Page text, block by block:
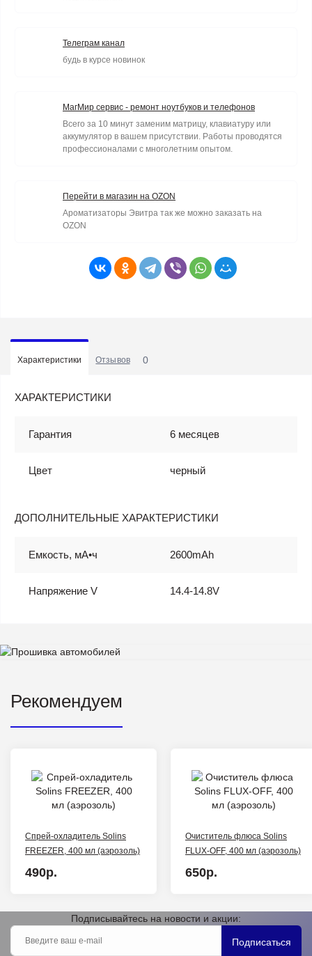
Телеграм канал
будь в курсе новинок
МагМир сервис - ремонт ноутбуков и телефонов
Всего за 10 минут заменим матрицу, клавиатуру или
аккумулятор в вашем присутствии. Работы проводятся
профессионалами с многолетним опытом.
Перейти в магазин на OZON
Ароматизаторы Эвитра так же можно заказать на
OZON
Характеристики Отзывов 0
ХАРАКТЕРИСТИКИ
Гарантия 6 месяцев
Цвет черный
ДОПОЛНИТЕЛЬНЫЕ ХАРАКТЕРИСТИКИ
Емкость, мА•ч 2600mAh
Напряжение V 14.4-14.8V
Рекомендуем
Спрей-охладитель Solins
FREEZER, 400 мл (аэрозоль)
490р.
Очиститель флюса Solins
FLUX-OFF, 400 мл (аэрозоль)
650р.
Подписывайтесь на новости и акции:
Подписаться